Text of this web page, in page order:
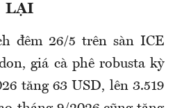
LẠI
đêm 26/5 trên sàn ICE
giá cà phê robusta kỳ
tăng 63 USD, lên 3.519